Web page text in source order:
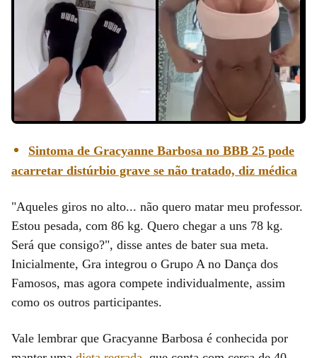
Sintoma de Gracyanne Barbosa no BBB 25 pode
acarretar distúrbio grave se não tratado, diz médica
"Aqueles giros no alto... não quero matar meu professor.
Estou pesada, com 86 kg. Quero chegar a uns 78 kg.
Será que consigo?", disse antes de bater sua meta.
Inicialmente, Gra integrou o Grupo A no Dança dos
Famosos, mas agora compete individualmente, assim
como os outros participantes.
Vale lembrar que Gracyanne Barbosa é conhecida por